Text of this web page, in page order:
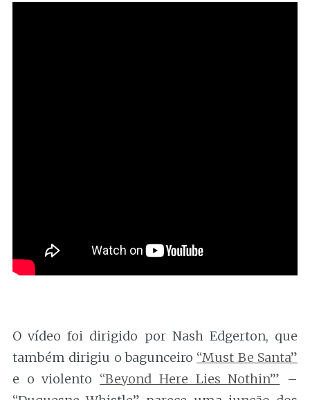
O vídeo foi dirigido por Nash Edgerton, que
também dirigiu o bagunceiro “Must Be Santa”
e o violento “Beyond Here Lies Nothin’” –